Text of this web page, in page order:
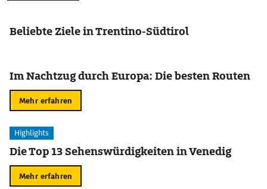
Beliebte Ziele in Trentino-Südtirol
Im Nachtzug durch Europa: Die besten Routen
Mehr erfahren
Highlights
Die Top 13 Sehenswürdigkeiten in Venedig
Mehr erfahren